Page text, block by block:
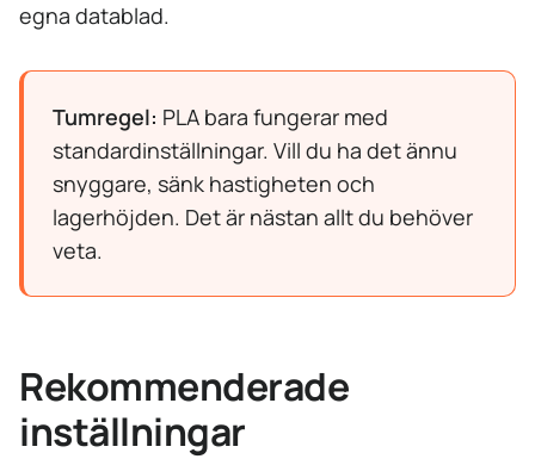
egna datablad.
Tumregel: PLA bara fungerar med
standardinställningar. Vill du ha det ännu
snyggare, sänk hastigheten och
lagerhöjden. Det är nästan allt du behöver
veta.
Rekommenderade
inställningar